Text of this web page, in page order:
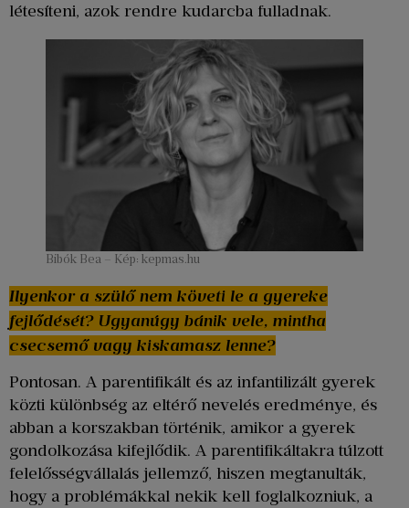
létesíteni, azok rendre kudarcba fulladnak.
Bibók Bea – Kép: kepmas.hu
Ilyenkor a szülő nem követi le a gyereke
fejlődését? Ugyanúgy bánik vele, mintha
csecsemő vagy kiskamasz lenne?
Pontosan. A parentifikált és az infantilizált gyerek
közti különbség az eltérő nevelés eredménye, és
abban a korszakban történik, amikor a gyerek
gondolkozása kifejlődik. A parentifikáltakra túlzott
felelősségvállalás jellemző, hiszen megtanulták,
hogy a problémákkal nekik kell foglalkozniuk, a